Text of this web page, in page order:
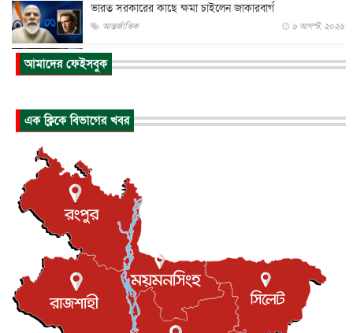
ভারত সরকারের কাছে ক্ষমা চাইলেন জাকারবার্গ
আন্তর্জাতিক ৬ আগস্ট, ২০২৬
আকাশে ট্রাম্পের হেলিকপ্টার ও যাত্রীবাহী বিমান মুখোমুখি, তদন্...
আন্তর্জাতিক
আন্তর্জাতিক ৬ আগস্ট, ২০২৬
টি-টোয়েন্টি ইতিহাসের সর্বোচ্চ রানের মালিক এখন জস বাটলার
বস্তিতে কেটেছে শৈশব, আজ মুম্বাইয়ে দুই বাড়ির মালিক
বিনোদন ৬ আগস্ট, ২০২৬
যুক্তরাজ্যে বসবাসরত জাতীয়তাবাদী কুলাউড়াবাসীর মত বিনিময়
সভা...
ইউকে কমিউনিটি ৫ আগস্ট, ২০২৬
আমাদের ফেইসবুক
এক ক্লিকে বিভাগের খবর